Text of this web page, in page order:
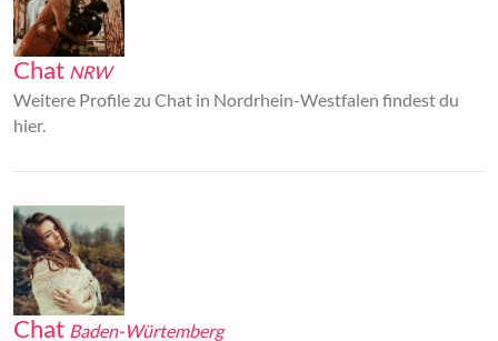
Chat NRW
Weitere Profile zu Chat in Nordrhein-Westfalen findest du
hier.
Chat Baden-Würtemberg